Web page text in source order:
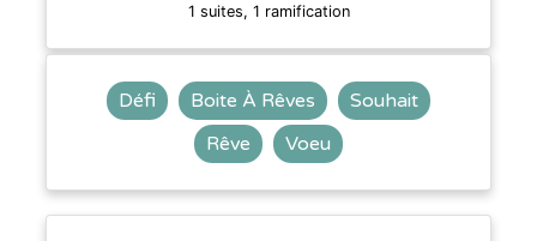
1 suites, 1 ramification
Défi Boite À Rêves
Souhait
Rêve
Voeu